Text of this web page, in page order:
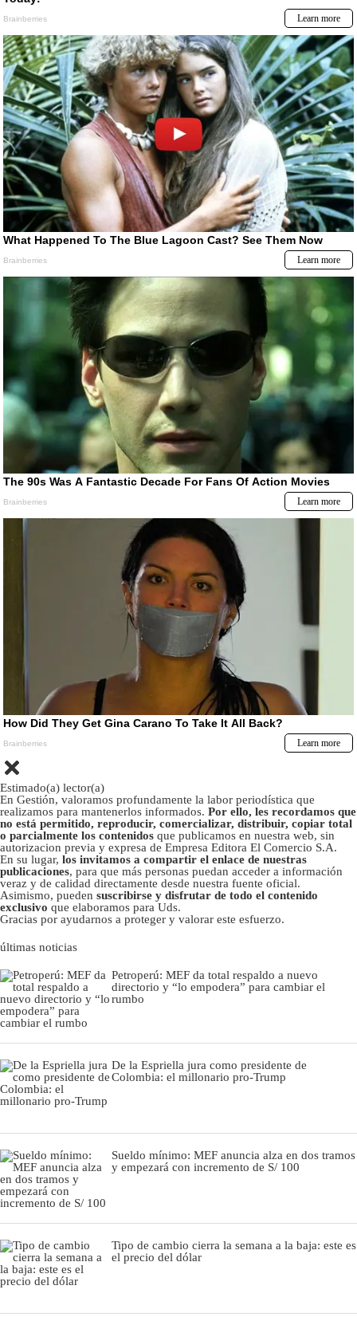
Estimado(a) lector(a)
En Gestión, valoramos profundamente la labor periodística que
realizamos para mantenerlos informados. Por ello, les recordamos que
no está permitido, reproducir, comercializar, distribuir, copiar total
o parcialmente los contenidos que publicamos en nuestra web, sin
autorizacion previa y expresa de Empresa Editora El Comercio S.A.
En su lugar, los invitamos a compartir el enlace de nuestras
publicaciones, para que más personas puedan acceder a información
veraz y de calidad directamente desde nuestra fuente oficial.
Asimismo, pueden suscribirse y disfrutar de todo el contenido
exclusivo que elaboramos para Uds.
Gracias por ayudarnos a proteger y valorar este esfuerzo.
últimas noticias
Petroperú: MEF da total respaldo a nuevo
directorio y “lo empodera” para cambiar el
rumbo
De la Espriella jura como presidente de
Colombia: el millonario pro-Trump
Sueldo mínimo: MEF anuncia alza en dos tramos
y empezará con incremento de S/ 100
Tipo de cambio cierra la semana a la baja: este es
el precio del dólar